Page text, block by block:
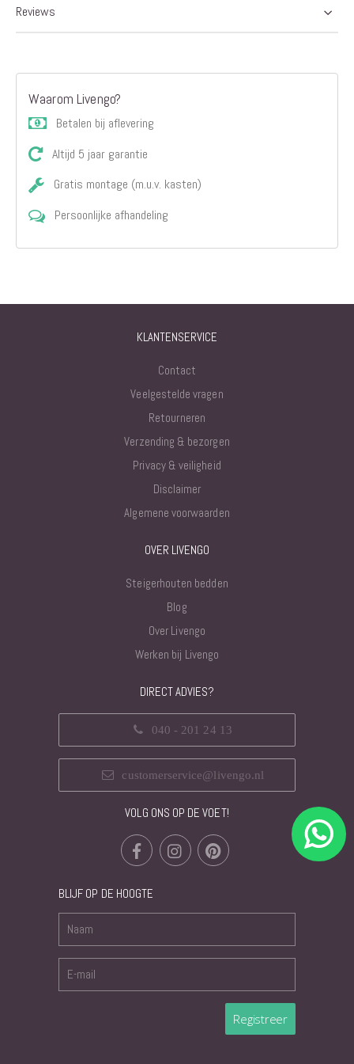
Reviews
Waarom Livengo?
Betalen bij aflevering
Altijd 5 jaar garantie
Gratis montage (m.u.v. kasten)
Persoonlijke afhandeling
KLANTENSERVICE
Contact
Veelgestelde vragen
Retourneren
Verzending & bezorgen
Privacy & veiligheid
Disclaimer
Algemene voorwaarden
OVER LIVENGO
Steigerhouten bedden
Blog
Over Livengo
Werken bij Livengo
DIRECT ADVIES?
040 - 201 24 13
customerservice@livengo.nl
VOLG ONS OP DE VOET!
BLIJF OP DE HOOGTE
Registreer